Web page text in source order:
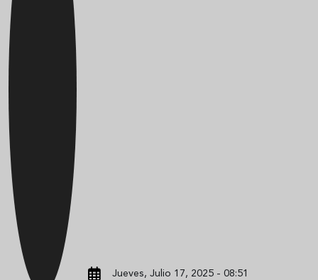
Jueves, Julio 17, 2025 - 08:51